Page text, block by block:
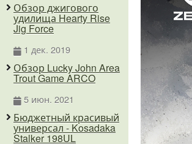
Обзор джигового
удилища Hearty Rise
Jig Force
1 дек. 2019
Обзор Lucky John Area
Trout Game ARCO
5 июн. 2021
Бюджетный красивый
универсал - Kosadaka
Stalker 198UL